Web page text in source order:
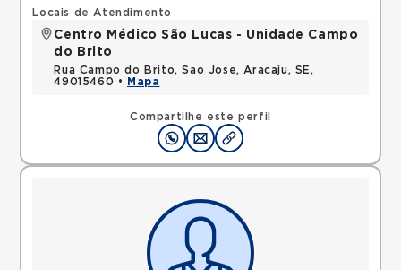
Compartilhe este perfil
Locais de Atendimento
Centro Médico São Lucas - Unidade Campo
do Brito
Rua Campo do Brito, Sao Jose, Aracaju, SE,
49015460 •
Mapa